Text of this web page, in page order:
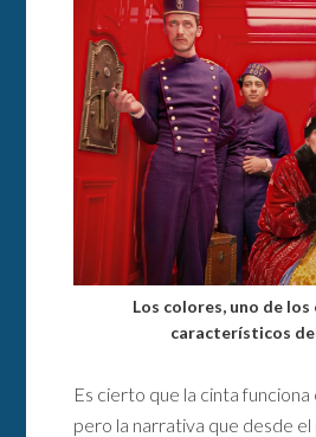
Los colores, uno de
característicos
Es cierto que la cinta funciona
pero la narrativa que desde